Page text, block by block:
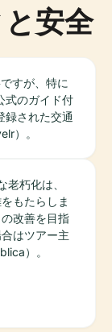
安全
すが、特に
式のガイド付
録された交通
）。
朽化は、
もたらしま
改善を目指
はツアー主
）。